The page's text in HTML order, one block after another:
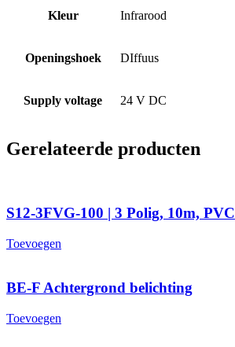
Kleur Infrarood
Openingshoek DIffuus
Supply voltage 24 V DC
Gerelateerde producten
S12-3FVG-100 | 3 Polig, 10m, PVC
Toevoegen
BE-F Achtergrond belichting
Toevoegen